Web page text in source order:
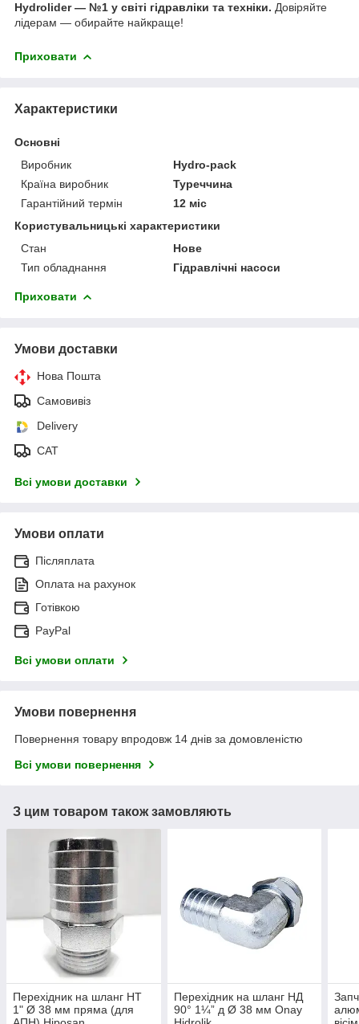
Hydrolider — №1 у світі гідравліки та техніки. Довіряйте
лідерам — обирайте найкраще!
Приховати
Характеристики
Основні
Виробник
Hydro-pack
Країна виробник
Туреччина
Гарантійний термін
12 міс
Користувальницькі характеристики
Стан
Нове
Тип обладнання
Гідравлічні насоси
Приховати
Умови доставки
Нова Пошта
Самовивіз
Delivery
САТ
Всі умови доставки
Умови оплати
Післяплата
Оплата на рахунок
Готівкою
PayPal
Всі умови оплати
Умови повернення
Повернення товару впродовж 14 днів за домовленістю
Всі умови повернення
З цим товаром також замовляють
Перехідник на шланг НТ
1" Ø 38 мм пряма (для
Перехідник на шланг НД
90° 1¼” д Ø 38 мм Onay